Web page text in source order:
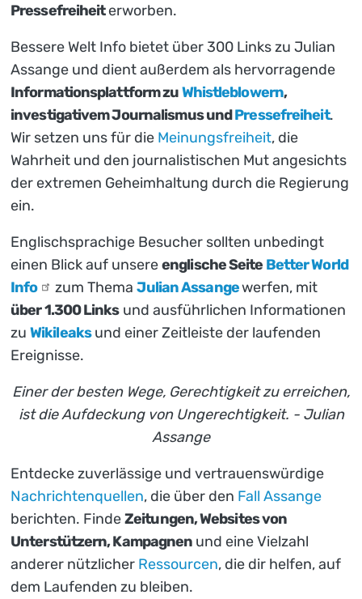
Pressefreiheiterworben.
Bessere Welt Info bietet über 300 Links zu Julian
Assange und dient außerdem als hervorragende
Informationsplattform zuWhistleblowern,
investigativem Journalismus undPressefreiheit.
Wir setzen uns für die Meinungsfreiheit, die
Wahrheit und den journalistischen Mut angesichts
der extremen Geheimhaltung durch die Regierung
ein.
Englischsprachige Besucher sollten unbedingt
einen Blick auf unsereenglische Seite Better World
Info
zum ThemaJulian Assangewerfen, mit
über 1.300 Linksund ausführlichen Informationen
zu Wikileaksund einer Zeitleiste der laufenden
Ereignisse.
Einer der besten Wege, Gerechtigkeit zu erreichen,
ist die Aufdeckung von Ungerechtigkeit. - Julian
Assange
Entdecke zuverlässige und vertrauenswürdige
Nachrichtenquellen, die über den Fall Assange
berichten. FindeZeitungen, Websites von
Unterstützern, Kampagnen und eine Vielzahl
anderer nützlicher Ressourcen, die dir helfen, auf
dem Laufenden zu bleiben.